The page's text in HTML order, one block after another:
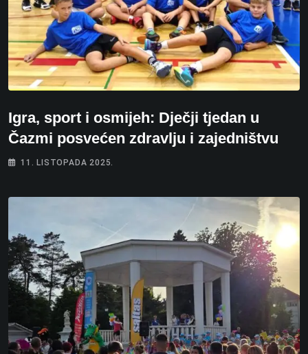
Igra, sport i osmijeh: Dječji tjedan u
Čazmi posvećen zdravlju i zajedništvu
11. LISTOPADA 2025.